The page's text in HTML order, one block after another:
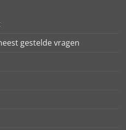
gestelde vragen